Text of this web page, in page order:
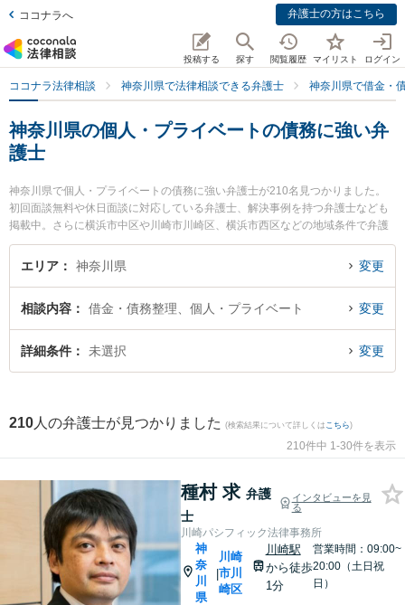
ココナラへ 弁護士の方はこちら
投稿する 探す 閲覧履歴 マイリスト ログイン
ココナラ法律相談 神奈川県で法律相談できる弁護士 神奈川県で借金・
神奈川県の個人・プライベートの債務に強い弁
護士
神奈川県で個人・プライベートの債務に強い弁護士が210名見つかりました。
初回面談無料や休日面談に対応している弁護士、解決事例を持つ弁護士なども
掲載中。さらに横浜市中区や川崎市川崎区、横浜市西区などの地域条件で弁護
士を絞り込めます。借金・債務整理に関係する消費者金融の債務整理やクレジ
ット会社の債務整理、リボ払いの債務整理等の細かな分野での絞り込み検索も
ロフィール情報や弁護士費用、強みなどが注目されています。『神奈川県で土
日や夜間に発生した個人・プライベートの債務のトラブルを今すぐに弁護士に
相談したい』『個人・プライベートの債務のトラブル解決の実績豊富な近くの
エリア 神奈川県 変更
相談内容 借金・債務整理、個人・プライベート 変更
詳細条件 未選択 変更
210 人の弁護士が見つかりました (検索結果について詳しくは こちら)
210件中 1-30件を表示
種村 求 弁護
士
インタビューを見
る
川崎パシフィック法律事務所
神
奈
川
県
|
川崎
市川
崎区
川崎駅
から徒歩
1分
営業時間：09:00~
20:00（土日祝
日）